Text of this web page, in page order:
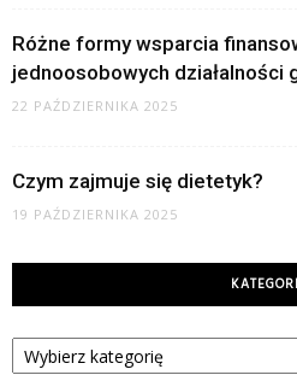
Różne formy wsparcia
jednoosobowych działalności
22 PAŹDZIERNIKA 2025
Czym zajmuje się dietetyk?
19 PAŹDZIERNIKA 2025
Kategorie